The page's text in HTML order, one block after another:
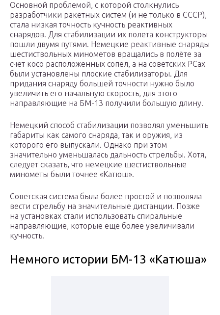
Основной проблемой, с которой столкнулись
разработчики ракетных систем (и не только в СССР),
стала низкая точность кучность реактивных
снарядов. Для стабилизации их полета конструкторы
пошли двумя путями. Немецкие реактивные снаряды
шестиствольных минометов вращались в полёте за
счет косо расположенных сопел, а на советских РСах
были установлены плоские стабилизаторы. Для
придания снаряду большей точности нужно было
увеличить его начальную скорость, для этого
направляющие на БМ-13 получили большую длину.
Немецкий способ стабилизации позволял уменьшить
габариты как самого снаряда, так и оружия, из
которого его выпускали. Однако при этом
значительно уменьшалась дальность стрельбы. Хотя,
следует сказать, что немецкие шестиствольные
минометы были точнее «Катюш».
Советская система была более простой и позволяла
вести стрельбу на значительные дистанции. Позже
на установках стали использовать спиральные
направляющие, которые еще более увеличивали
кучность.
Немного истории БМ-13 «Катюша»